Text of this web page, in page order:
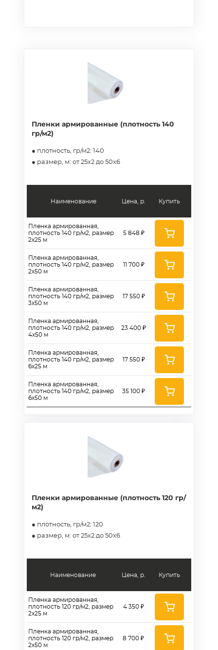
Пленки армированные (плотность 140
гр/м2)
● плотность, гр/м2: 140
● размер, м: от 25х2 до 50х6
Наименование
Пленка армированная,
плотность 140 гр/м2, размер
2х25 м
Пленка армированная,
плотность 140 гр/м2, размер
2х50 м
Пленка армированная,
плотность 140 гр/м2, размер
3х50 м
Пленка армированная,
плотность 140 гр/м2, размер
4х50 м
Пленка армированная,
плотность 140 гр/м2, размер
6х25 м
Пленка армированная,
плотность 140 гр/м2, размер
6х50 м
Цена, р.
5 848 ₽
11 700 ₽
17 550 ₽
23 400 ₽
17 550 ₽
35 100 ₽
Купить
Пленки армированные (плотность 120 гр/
м2)
● плотность, гр/м2: 120
● размер, м: от 25х2 до 50х6
Наименование
Пленка армированная,
плотность 120 гр/м2, размер
2х25 м
Пленка армированная,
плотность 120 гр/м2, размер
2х50 м
Цена, р.
4 350 ₽
8 700 ₽
Купить